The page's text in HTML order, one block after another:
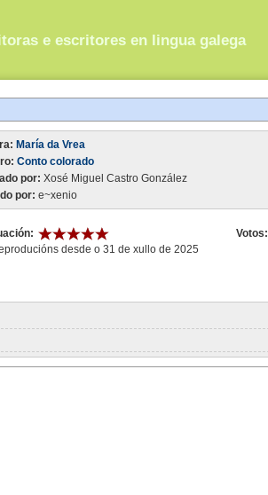
e escritores en lingua galega
María da Vrea
Conto colorado
por: Xosé Miguel Castro González
por: e~xenio
Votos:
desde o 31 de xullo de 2025